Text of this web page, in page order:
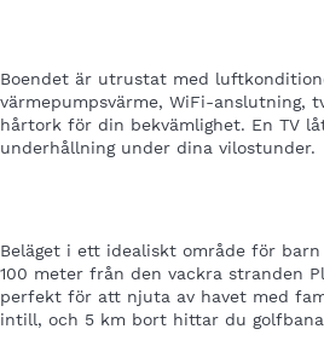
Boendet är utrustat med
värmepumpsvärme, WiFi-anslutning,
hårtork för din bekvämlighet. En TV
underhållning under dina vilostunder.
Beläget i ett idealiskt område för barn
100 meter från den vackra stranden
perfekt för att njuta av havet med
intill, och 5 km bort hittar du